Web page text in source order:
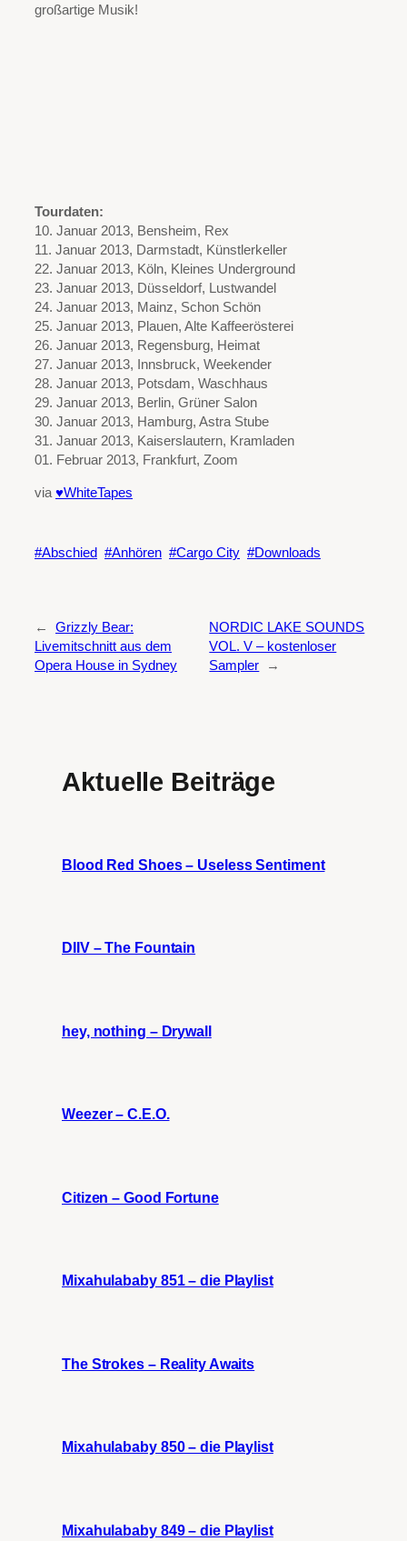
großartige Musik!
Tourdaten:
10. Januar 2013, Bensheim, Rex
11. Januar 2013, Darmstadt, Künstlerkeller
22. Januar 2013, Köln, Kleines Underground
23. Januar 2013, Düsseldorf, Lustwandel
24. Januar 2013, Mainz, Schon Schön
25. Januar 2013, Plauen, Alte Kaffeerösterei
26. Januar 2013, Regensburg, Heimat
27. Januar 2013, Innsbruck, Weekender
28. Januar 2013, Potsdam, Waschhaus
29. Januar 2013, Berlin, Grüner Salon
30. Januar 2013, Hamburg, Astra Stube
31. Januar 2013, Kaiserslautern, Kramladen
01. Februar 2013, Frankfurt, Zoom
via ♥WhiteTapes
Abschied Anhören Cargo City Downloads
←
Grizzly Bear:
Livemitschnitt aus dem
Opera House in Sydney
NORDIC LAKE SOUNDS
VOL. V – kostenloser
Sampler
→
Aktuelle Beiträge
Blood Red Shoes – Useless Sentiment
DIIV – The Fountain
hey, nothing – Drywall
Weezer – C.E.O.
Citizen – Good Fortune
Mixahulababy 851 – die Playlist
The Strokes – Reality Awaits
Mixahulababy 850 – die Playlist
Mixahulababy 849 – die Playlist